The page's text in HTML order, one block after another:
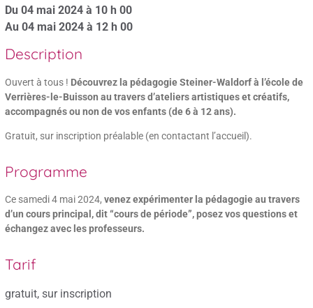
Du 04 mai 2024 à 10 h 00
Au 04 mai 2024 à 12 h 00
Description
Ouvert à tous ! Découvrez la pédagogie Steiner-Waldorf à l’école de
Verrières-le-Buisson au travers d’ateliers artistiques et créatifs,
accompagnés ou non de vos enfants (de 6 à 12 ans).
Gratuit, sur inscription préalable (en contactant l’accueil).
Programme
Ce samedi 4 mai 2024, venez expérimenter la pédagogie au travers
d’un cours principal, dit “cours de période”, posez vos questions et
échangez avec les professeurs.
Tarif
gratuit, sur inscription